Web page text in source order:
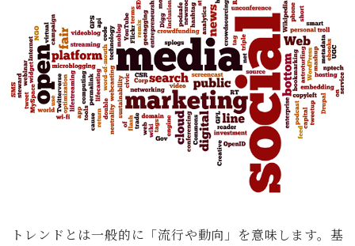
トレンドとは一般的に「流行や動向」を意味します。基